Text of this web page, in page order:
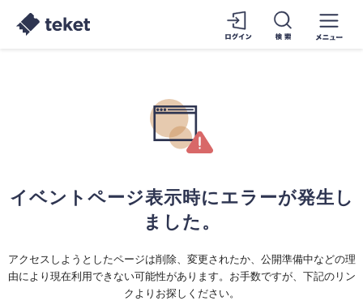
イベントページ表示時にエラーが発生し
ました。
アクセスしようとしたページは削除、変更されたか、公開準備中などの理
由により現在利用できない可能性があります。お手数ですが、下記のリン
クよりお探しください。